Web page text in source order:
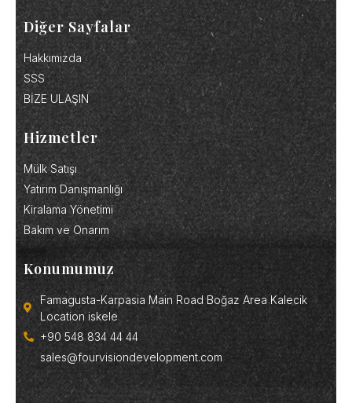
Diğer Sayfalar
Hakkımızda
SSS
BİZE ULAŞIN
Hizmetler
Mülk Satışı
Yatırım Danışmanlığı
Kiralama Yönetimi
Bakım ve Onarım
Konumumuz
Famagusta-Karpasia Main Road Boğaz Area Kalecik
Location iskele
+90 548 834 44 44
sales@fourvisiondevelopment.com